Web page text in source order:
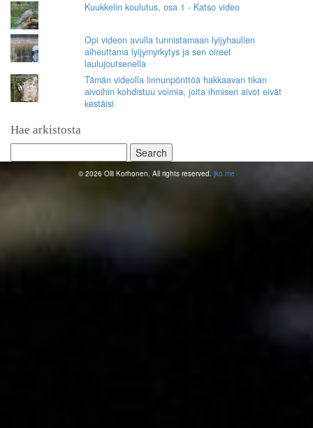
Kuukkelin koulutus, osa 1 - Katso video
Opi videon avulla tunnistamaan lyijyhaulien
aiheuttama lyijymyrkytys ja sen oireet
laulujoutsenella
Tämän videolla linnunpönttöä hakkaavan tikan
aivoihin kohdistuu voimia, joita ihmisen aivot eivät
kestäisi
Hae arkistosta
for:
© 2026 Olli Korhonen. All rights reserved. jko.me